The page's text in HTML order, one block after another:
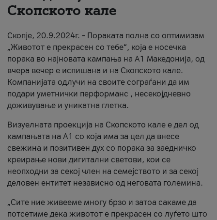
За нас
#ПодобарОнлајн
Скопското кале
Скопје, 20.9.2024г. – Пораката полна со оптимизам
„Животот е прекрасен со тебе“, која е носечка
порака во најновата кампања на А1 Македонија, од
вчера вечер е испишана и на Скопското кале.
Компанијата одлучи на своите сограѓани да им
подари уметнички перформанс , несекојдневно
доживување и уникатна глетка.
Визуелната проекција на Скопското кале е дел од
кампањата на А1 со која има за цел да внесе
свежина и позитивен дух со порака за заедничко
креирање нови дигитални светови, кои се
неопходни за секој член на семејството и за секој
деловен ентитет независно од неговата големина.
„Сите ние живееме многу брзо и затоа сакаме да
потсетиме дека животот е прекрасен со луѓето што